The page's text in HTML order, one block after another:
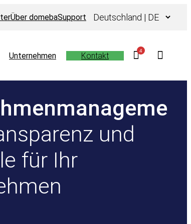
Über domebaSupportauswählen
Unternehmen Kontakt
4
und
für Ihr